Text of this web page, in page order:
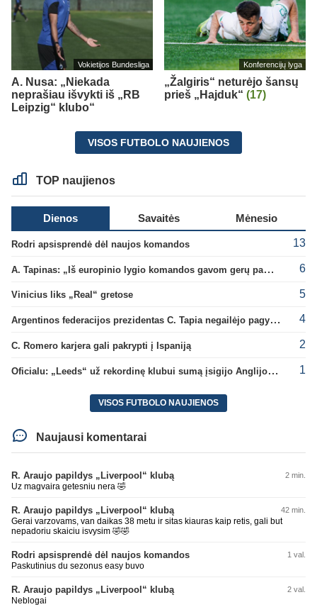
Vokietijos Bundesliga
A. Nusa: „Niekada
neprašiau išvykti iš „RB
Leipzig“ klubo“
Konferencijų lyga
„Žalgiris“ neturėjo šansų
prieš „Hajduk“ (17)
VISOS FUTBOLO NAUJIENOS
TOP naujienos
Dienos Savaitės Mėnesio
Rodri apsisprendė dėl naujos komandos 13
A. Tapinas: „Iš europinio lygio komandos gavom gerų pamokų“ 6
Vinicius liks „Real“ gretose 5
Argentinos federacijos prezidentas C. Tapia negailėjo pagyrų G. Infantino 4
C. Romero karjera gali pakrypti į Ispaniją 2
Oficialu: „Leeds“ už rekordinę klubui sumą įsigijo Anglijos rinktinės vartininką 1
VISOS FUTBOLO NAUJIENOS
Naujausi komentarai
R. Araujo papildys „Liverpool“ klubą 2 min.
Uz magvaira getesniu nera 🤣
R. Araujo papildys „Liverpool“ klubą 42 min.
Gerai varzovams, van daikas 38 metu ir sitas kiauras kaip retis, gali but
nepadoriu skaiciu isvysim 🤣🤣
Rodri apsisprendė dėl naujos komandos 1 val.
Paskutinius du sezonus easy buvo
R. Araujo papildys „Liverpool“ klubą 2 val.
Neblogai